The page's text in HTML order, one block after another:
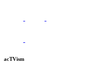
acTVism